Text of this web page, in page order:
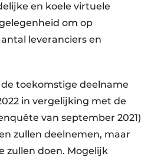
en koele virtuele
om op
leveranciers en
toekomstige deelname
in vergelijking met de
van september 2021)
zullen deelnemen, maar
zullen doen. Mogelijk